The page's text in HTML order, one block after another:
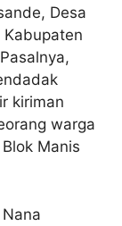
Desa
Kabupaten
kiriman
warga
Manis